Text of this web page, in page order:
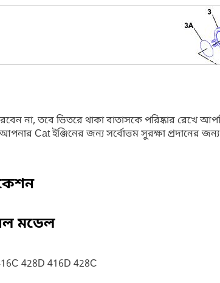
না, তবে ভিতরে থাকা বাতাসকে পরিষ্কার
Cat ইঞ্জিনের জন্য সর্বোত্তম সুরক্ষা প্রদানের
মডেল
428D 416D 428C